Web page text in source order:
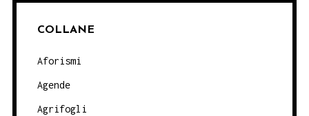
COLLANE
Aforismi
Agende
Agrifogli